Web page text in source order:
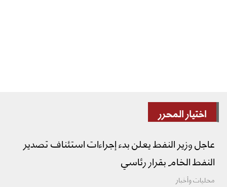
اختيار المحرر
عاجل وزير النفط يعلن بدء إجراءات استئناف تصدير
النفط الخام بقرار رئاسي
محليات وأخبار